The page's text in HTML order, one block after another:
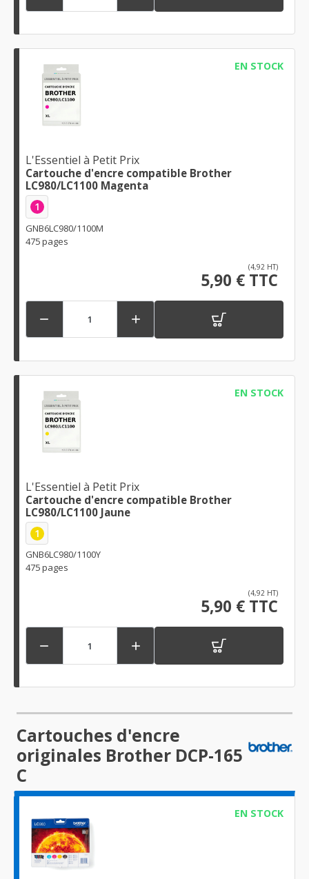
EN STOCK
L'Essentiel à Petit Prix
Cartouche d'encre compatible Brother
LC980/LC1100 Magenta
1
GNB6LC980/1100M
475 pages
(4,92 HT)
5,90 € TTC
 
EN STOCK
L'Essentiel à Petit Prix
Cartouche d'encre compatible Brother
LC980/LC1100 Jaune
1
GNB6LC980/1100Y
475 pages
(4,92 HT)
5,90 € TTC
 
Cartouches d'encre
originales Brother DCP-165
C
EN STOCK